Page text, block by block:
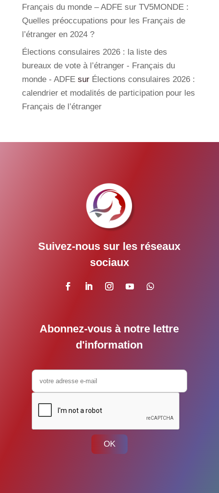
Français du monde – ADFE sur TV5MONDE :
Quelles préoccupations pour les Français de
l’étranger en 2024 ?
Élections consulaires 2026 : la liste des
bureaux de vote à l’étranger - Français du
monde - ADFEsur Élections consulaires 2026 :
calendrier et modalités de participation pour les
Français de l’étranger
Suivez-nous sur les réseaux
sociaux
Abonnez-vous à notre lettre
d'information
OK